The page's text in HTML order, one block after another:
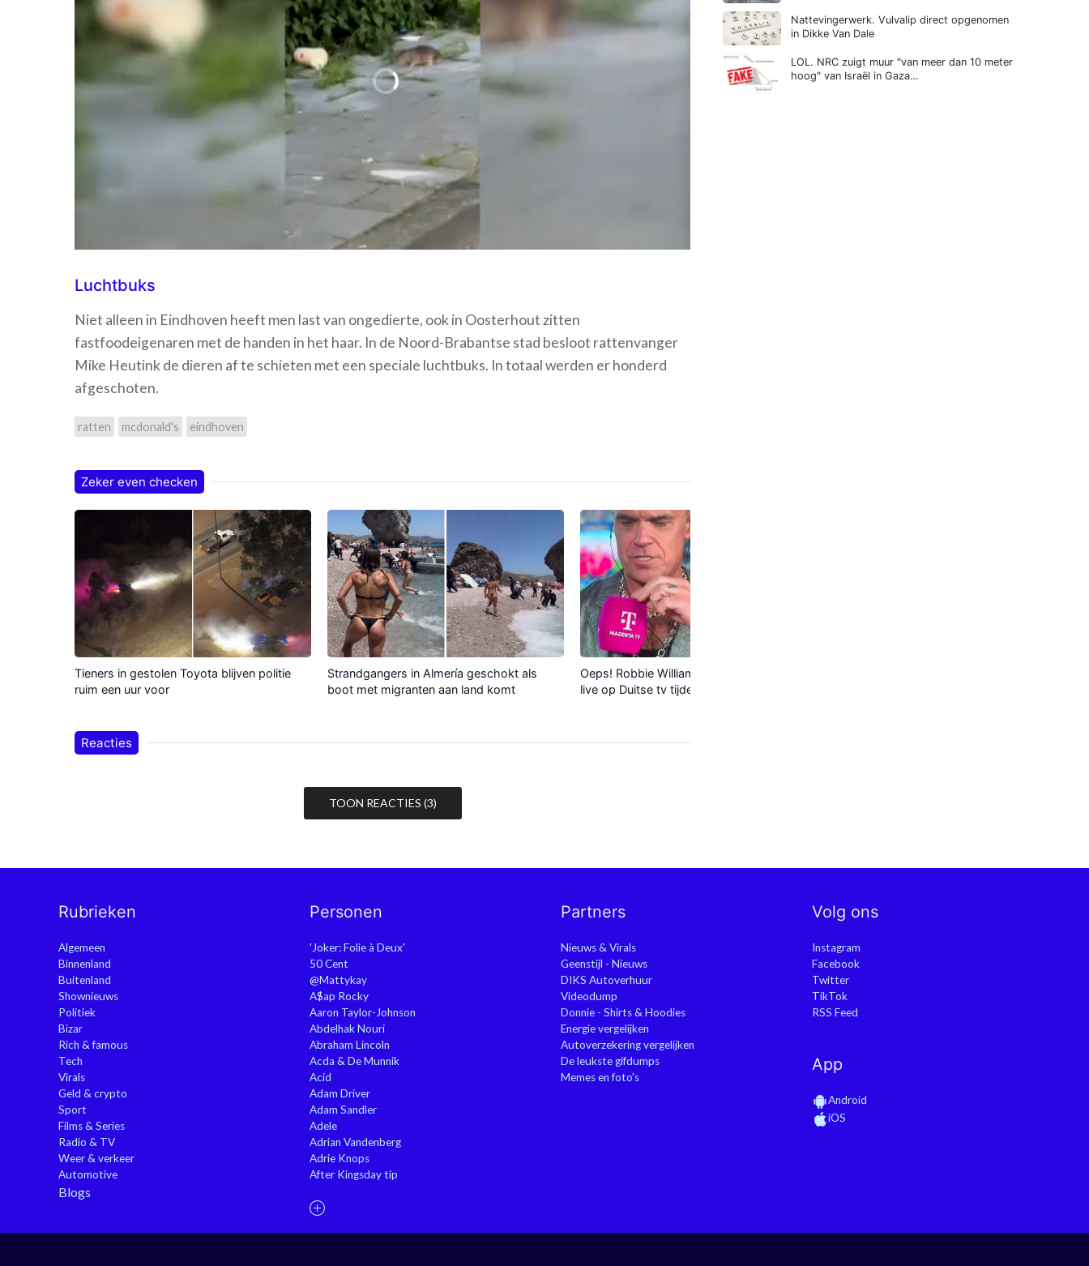
Luchtbuks
Niet alleen in Eindhoven heeft men last van ongedierte, ook in Oosterhout zitten
fastfoodeigenaren met de handen in het haar. In de Noord-Brabantse stad besloot rattenvanger
Mike Heutink de dieren af te schieten met een speciale luchtbuks. In totaal werden er honderd
afgeschoten.
ratten mcdonald's eindhoven
Zeker even checken
Tieners in gestolen Toyota blijven politie
ruim een uur voor
Strandgangers in Almería geschokt als
boot met migranten aan land komt
Oeps! Robbie Williams verliest 'wit brokje'
live op Duitse tv tijdens WK-finale
Reacties
TOON REACTIES (3)
Nattevingerwerk. Vulvalip direct opgenomen
in Dikke Van Dale
LOL. NRC zuigt muur "van meer dan 10 meter
hoog" van Israël in Gaza…
Rubrieken
Algemeen
Binnenland
Buitenland
Shownieuws
Politiek
Bizar
Rich & famous
Tech
Virals
Geld & crypto
Sport
Films & Series
Radio & TV
Weer & verkeer
Automotive
Blogs
Personen
'Joker: Folie à Deux'
50 Cent
@Mattykay
A$ap Rocky
Aaron Taylor-Johnson
Abdelhak Nouri
Abraham Lincoln
Acda & De Munnik
Acid
Adam Driver
Adam Sandler
Adele
Adrian Vandenberg
Adrie Knops
After Kingsday tip
Partners
Nieuws & Virals
Geenstijl - Nieuws
DIKS Autoverhuur
Videodump
Donnie - Shirts & Hoodies
Energie vergelijken
Autoverzekering vergelijken
De leukste gifdumps
Memes en foto's
Volg ons
Instagram
Facebook
Twitter
TikTok
RSS Feed
App
Android
iOS